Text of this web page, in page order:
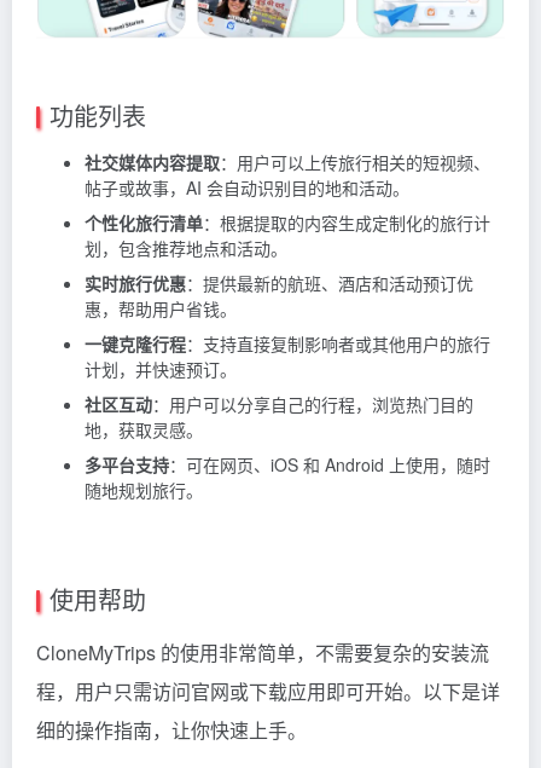
功能列表
社交媒体内容提取：用户可以上传旅行相关的短视频、
帖子或故事，AI 会自动识别目的地和活动。
个性化旅行清单：根据提取的内容生成定制化的旅行计
划，包含推荐地点和活动。
实时旅行优惠：提供最新的航班、酒店和活动预订优
惠，帮助用户省钱。
一键克隆行程：支持直接复制影响者或其他用户的旅行
计划，并快速预订。
社区互动：用户可以分享自己的行程，浏览热门目的
地，获取灵感。
多平台支持：可在网页、iOS 和 Android 上使用，随时
随地规划旅行。
使用帮助
CloneMyTrips 的使用非常简单，不需要复杂的安装流
程，用户只需访问官网或下载应用即可开始。以下是详
细的操作指南，让你快速上手。